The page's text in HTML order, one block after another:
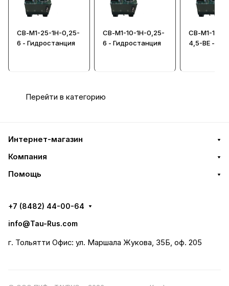
СВ-М1-25-1Н-0,25-
6 - Гидростанция
СВ-М1-10-1Н-0,25-
6 - Гидростанция
СВ-М1-10-Н-
4,5-ВЕ -
Перейти в категорию
Интернет-магазин
Компания
Помощь
+7 (8482) 44-00-64
info@Tau-Rus.com
г. Тольятти Офис: ул. Маршала Жукова, 35Б, оф. 205